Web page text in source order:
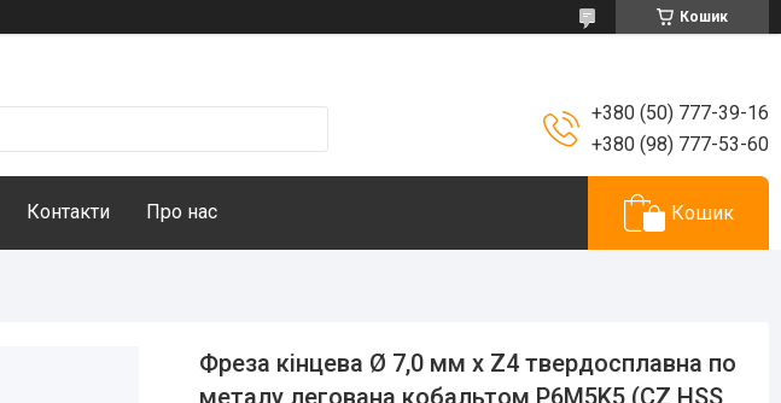
Кошик
+380 (50) 777-39-16
+380 (98) 777-53-60
Контакти Про нас Кошик
Фреза кінцева Ø 7,0 мм х Z4 твердосплавна по
металу легована кобальтом P6M5K5 (CZ HSS